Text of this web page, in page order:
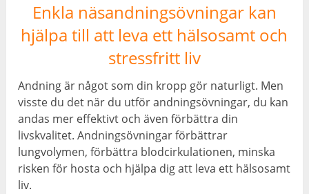
Enkla näsandningsövningar kan
hjälpa till att leva ett hälsosamt och
stressfritt liv
Andning är något som din kropp gör naturligt. Men
visste du det när du utför andningsövningar, du kan
andas mer effektivt och även förbättra din
livskvalitet. Andningsövningar förbättrar
lungvolymen, förbättra blodcirkulationen, minska
risken för hosta och hjälpa dig att leva ett hälsosamt
liv.